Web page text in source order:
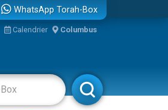
WhatsApp Torah-Box
Calendrier Columbus
Rabbanim